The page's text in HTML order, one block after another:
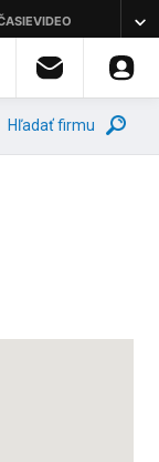
Hľadať firmu